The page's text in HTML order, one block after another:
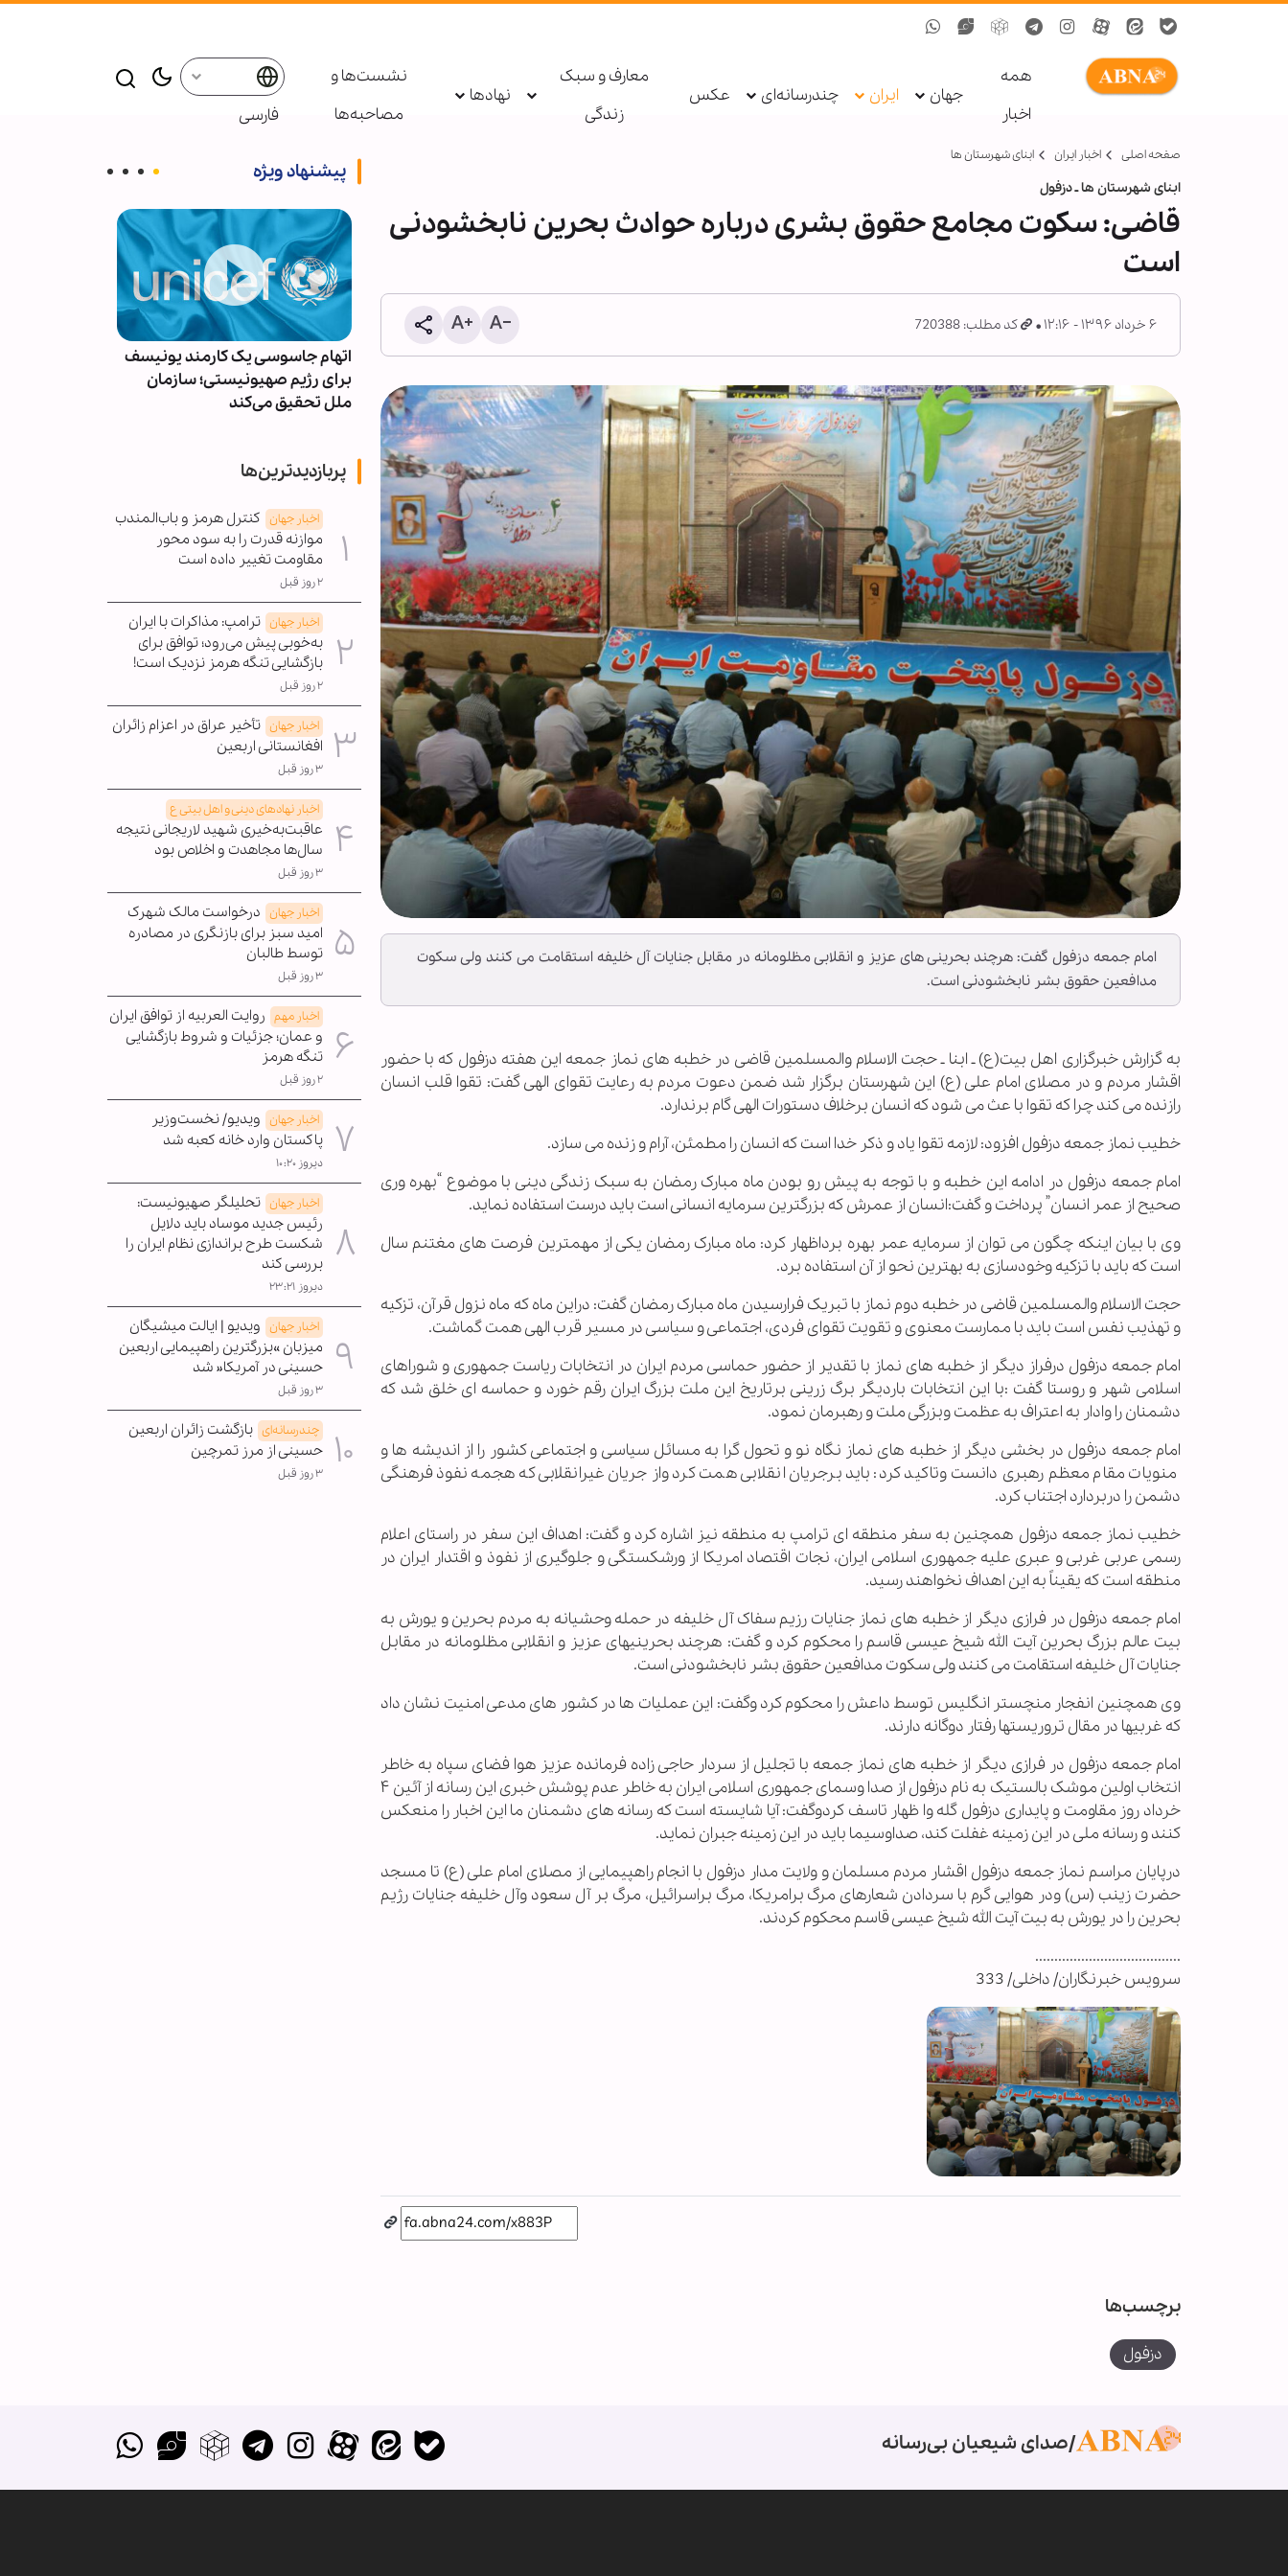
همه
اخبار
جهان ایران چندرسانه‌ای عکس
معارف و سبک
زندگی
نهادها
نشست‌ها و
مصاحبه‌ها
فارسی
صفحه اصلی اخبار ایران ابنای شهرستان ها
ابنای شهرستان ها ـ دزفول
قاضی: سکوت مجامع حقوق بشری درباره حوادث بحرین نابخشودنی
است
۶ خرداد ۱۳۹۶ - ۱۲:۱۶ کد مطلب: 720388
امام جمعه دزفول گفت: هرچند بحرینی های عزیز و انقلابی مظلومانه در مقابل جنایات آل خلیفه استقامت می کنند ولی سکوت
مدافعین حقوق بشر نابخشودنی است.
به گزارش خبرگزاری اهل بیت(ع) ـ ابنا ـ حجت الاسلام والمسلمین قاضی در خطبه های نماز جمعه این هفته دزفول که با حضور
اقشار مردم و در مصلای امام علی (ع) این شهرستان برگزار شد ضمن دعوت مردم به رعایت تقوای الهی گفت: تقوا قلب انسان
رازنده می کند چرا که تقوا با عث می شود که انسان برخلاف دستورات الهی گام برندارد.
خطیب نماز جمعه دزفول افزود: لازمه تقوا یاد و ذکر خدا است که انسان را مطمئن، آرام و زنده می سازد.
امام جمعه دزفول در ادامه این خطبه و با توجه به پیش رو بودن ماه مبارک رمضان به سبک زندگی دینی با موضوع “بهره وری
صحیح از عمر انسان” پرداخت و گفت:انسان از عمرش که بزرگترین سرمایه انسانی است باید درست استفاده نماید.
وی با بیان اینکه چگون می توان از سرمایه عمر بهره برداظهار کرد: ماه مبارک رمضان یکی از مهمترین فرصت های مغتنم سال
است که باید با تزکیه وخودسازی به بهترین نحو از آن استفاده برد.
حجت الاسلام والمسلمین قاضی در خطبه دوم نماز با تبریک فرارسیدن ماه مبارک رمضان گفت: دراین ماه که ماه نزول قرآن، تزکیه
و تهذیب نفس است باید با ممارست معنوی و تقویت تقوای فردی، اجتماعی و سیاسی در مسیر قرب الهی همت گماشت.
امام جمعه دزفول درفراز دیگر از خطبه های نماز با تقدیر از حضور حماسی مردم ایران در انتخابات ریاست جمهوری و شوراهای
اسلامی شهر و روستا گفت :با این انتخابات باردیگر برگ زرینی برتاریخ این ملت بزرگ ایران رقم خورد و حماسه ای خلق شد که
دشمنان را وادار به اعتراف به عظمت وبزرگی ملت و رهبرمان نمود.
امام جمعه دزفول در بخشی دیگر از خطبه های نماز نگاه نو و تحول گرا به مسائل سیاسی و اجتماعی کشور را از اندیشه ها و
منویات مقام معظم رهبری دانست وتاکید کرد: باید برجریان انقلابی همت کرد واز جریان غیرانقلابی که هجمه نفوذ فرهنگی
دشمن را دربردارد اجتناب کرد.
خطیب نماز جمعه دزفول همچنین به سفر منطقه ای ترامپ به منطقه نیز اشاره کرد و گفت: اهداف این سفر در راستای اعلام
رسمی عربی غربی و عبری علیه جمهوری اسلامی ایران، نجات اقتصاد امریکا از ورشکستگی و جلوگیری از نفوذ و اقتدار ایران در
منطقه است که یقیناً به این اهداف نخواهند رسید.
امام جمعه دزفول در فرازی دیگر از خطبه های نماز جنایات رزیم سفاک آل خلیفه در حمله وحشیانه به مردم بحرین و یورش به
بیت عالم بزرگ بحرین آیت الله شیخ عیسی قاسم را محکوم کرد و گفت: هرچند بحرینیهای عزیز و انقلابی مظلومانه در مقابل
جنایات آل خلیفه استقامت می کنند ولی سکوت مدافعین حقوق بشر نابخشودنی است.
وی همچنین انفجار منچستر انگلیس توسط داعش را محکوم کرد وگفت: این عملیات ها در کشور های مدعی امنیت نشان داد
که غربیها در مقال تروریستها رفتار دوگانه دارند.
امام جمعه دزفول در فرازی دیگر از خطبه های نماز جمعه با تجلیل از سردار حاجی زاده فرمانده عزیز هوا فضای سپاه به خاطر
انتخاب اولین موشک بالستیک به نام دزفول از صدا وسمای جمهوری اسلامی ایران به خاطر عدم پوشش خبری این رسانه از آئین ۴
خرداد روز مقاومت و پایداری دزفول گله وا ظهار تاسف کردوگفت: آیا شایسته است که رسانه های دشمنان ما این اخبار را منعکس
کنند و رسانه ملی در این زمینه غفلت کند، صداوسیما باید در این زمینه جبران نماید.
درپایان مراسم نماز جمعه دزفول اقشار مردم مسلمان و ولایت مدار دزفول با انجام راهپیمایی از مصلای امام علی (ع) تا مسجد
حضرت زینب (س) ودر هوایی گرم با سردادن شعارهای مرگ برامریکا، مرگ براسرائیل، مرگ بر آل سعود وآل خلیفه جنایات رژیم
بحرین را در یورش به بیت آیت الله شیخ عیسی قاسم محکوم کردند.
......................................
سرویس خبرنگاران/ داخلی/ 333
برچسب‌ها
دزفول
پیشنهاد ویژه
سی‌ان‌ان: فرماندهان ارشد ارتش
آمریکا به دنبال راهی برای خروج از
جنگ با ایران هستند
اتهام جاسوسی یک کارمند یونیسف
برای رژیم صهیونیستی؛ سازمان
ملل تحقیق می‌کند
پربازدیدترین‌ها
اخبار جهان کنترل هرمز و باب‌المندب
موازنه قدرت را به سود محور
مقاومت تغییر داده است
۲ روز قبل
اخبار جهان ترامپ: مذاکرات با ایران
به‌خوبی پیش می‌رود؛ توافق برای
بازگشایی تنگه هرمز نزدیک است!
۲ روز قبل
اخبار جهان تأخیر عراق در اعزام زائران
افغانستانی اربعین
۳ روز قبل
اخبار نهادهای دینی و اهل بیتی ع
عاقبت‌به‌خیری شهید لاریجانی نتیجه
سال‌ها مجاهدت و اخلاص بود
۳ روز قبل
اخبار جهان درخواست مالک شهرک
امید سبز برای بازنگری در مصادره
توسط طالبان
۳ روز قبل
اخبار مهم روایت العربیه از توافق ایران
و عمان؛ جزئیات و شروط بازگشایی
تنگه هرمز
۲ روز قبل
اخبار جهان ویدیو/ نخست‌وزیر
پاکستان وارد خانه کعبه شد
دیروز ۱۰:۲۰
اخبار جهان تحلیلگر صهیونیست:
رئیس جدید موساد باید دلایل
شکست طرح براندازی نظام ایران را
بررسی کند
دیروز ۲۳:۲۱
اخبار جهان ویدیو | ایالت میشیگان
میزبان »بزرگترین راهپیمایی اربعین
حسینی در آمریکا« شد
۳ روز قبل
چندرسانه‌ای بازگشت زائران اربعین
حسینی از مرز تمرچین
۳ روز قبل
صدای شیعیان بی‌رسانه